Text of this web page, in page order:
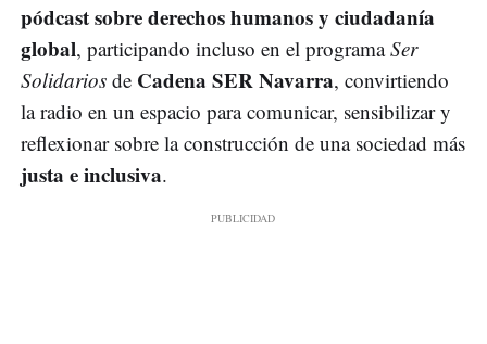
pódcast sobre derechos humanos y ciudadanía
global, participando incluso en el programaSer
Solidarios de Cadena SER Navarra, convirtiendo
la radio en un espacio para comunicar, sensibilizar y
reflexionar sobre la construcción de una sociedad más
justa e inclusiva.